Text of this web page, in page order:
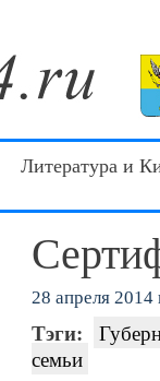
Литература и
28 апреля 2014
Тэги:
семьи